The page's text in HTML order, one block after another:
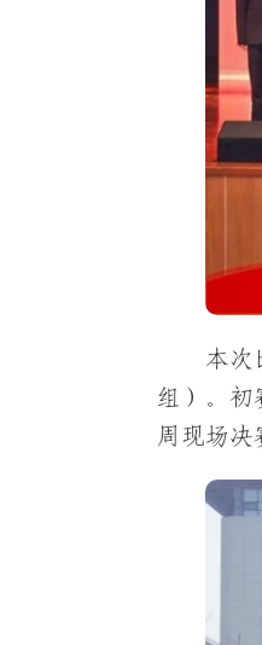
本
组）。初
周现场